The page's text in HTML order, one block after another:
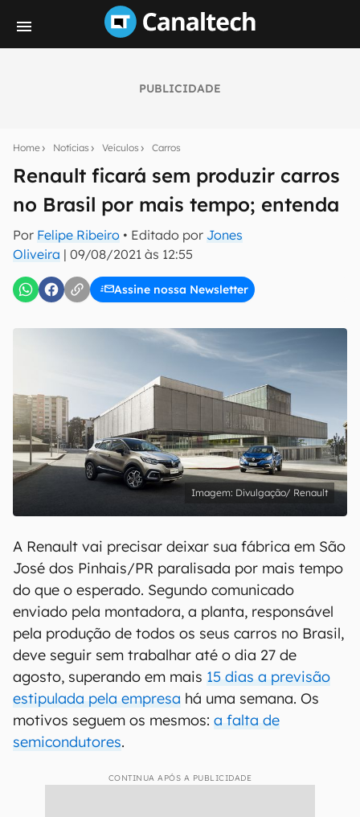
PUBLICIDADE
Home Notícias Veículos Carros
Renault ficará sem produzir carros
no Brasil por mais tempo; entenda
Por Felipe Ribeiro • Editado por Jones
Oliveira | 09/08/2021 às 12:55
Assine nossa Newsletter
notícias e reviews sobre tecnologia em primeira
E-mail
Uso e Política de Privacidade do Canaltech.
Divulgação/ Renault
A Renault vai precisar deixar sua fábrica em São
José dos Pinhais/PR paralisada por mais tempo
do que o esperado. Segundo comunicado
enviado pela montadora, a planta, responsável
pela produção de todos os seus carros no Brasil,
deve seguir sem trabalhar até o dia 27 de
agosto, superando em mais 15 dias a previsão
estipulada pela empresa há uma semana. Os
motivos seguem os mesmos: a falta de
semicondutores.
CONTINUA APÓS A PUBLICIDADE